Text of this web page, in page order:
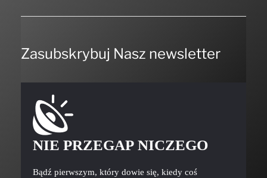
Zasubskrybuj Nasz newsletter
NIE PRZEGAP NICZEGO
Bądź pierwszym, który dowie się, kiedy coś